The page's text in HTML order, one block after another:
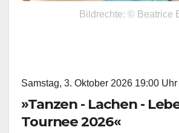
Bildrechte: © Beatrice
Samstag, 3. Oktober 2026 19:00 Uhr
»Tanzen - Lachen -
Tournee 2026«